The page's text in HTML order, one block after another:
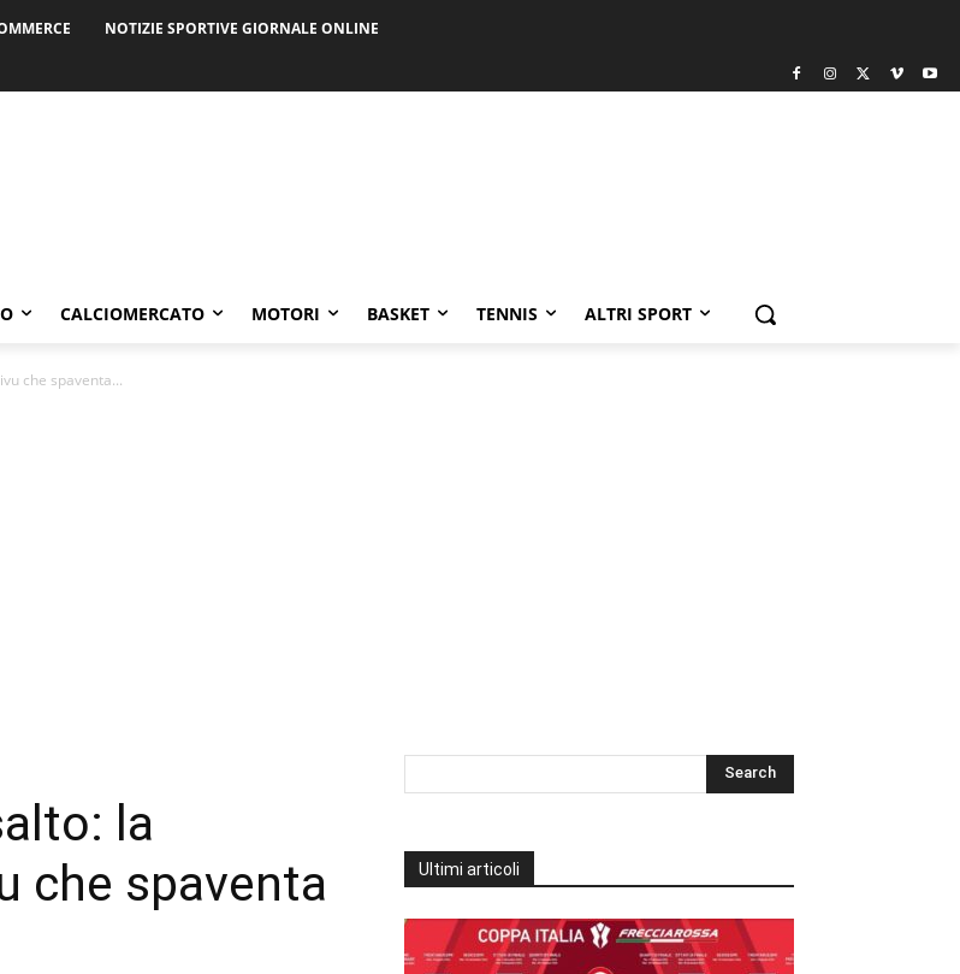
NOTIZIE SPORTIVE GIORNALE ONLINE
CALCIOMERCATO MOTORI BASKET TENNIS ALTRI SPORT
che spaventa...
la
che spaventa
Ultimi articoli